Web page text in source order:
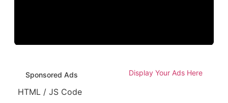
Sponsored Ads Display Your Ads Here
HTML / JS Code